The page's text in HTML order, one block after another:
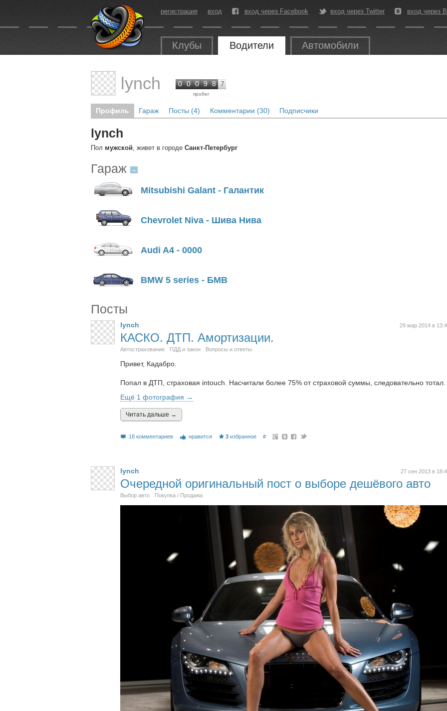
регистрация вход вход через Facebook вход через Twitter вход через
Клубы Водители Автомобили
lynch 0 0 0 9 8 7
пробег
Профиль Гараж Посты (4) Комментарии (30) Подписчики
lynch
Пол мужской, живет в городе Санкт-Петербург
Гараж →
Mitsubishi Galant - Галантик
Chevrolet Niva - Шива Нива
Audi A4 - 0000
BMW 5 series - БМВ
Посты
29 мар 2014 в
lynch
КАСКО. ДТП. Амортизации.
Автострахование ПДД и закон Вопросы и ответы
Привет, Кадабро.
Попал в ДТП, страховая intouch. Насчитали более 75% от страховой суммы, следовательно тотал.
Ещё 1 фотография →
Читать дальшe →
18 комментариев нравится 3 избранное #
27 сен 2013 в
lynch
Очередной оригинальный пост о выборе дешёвого авто
Выбор авто Покупка / Продажа